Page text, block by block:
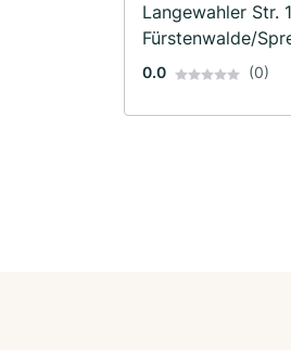
Langewahler Str.
Fürstenwalde/
0.0 (0)